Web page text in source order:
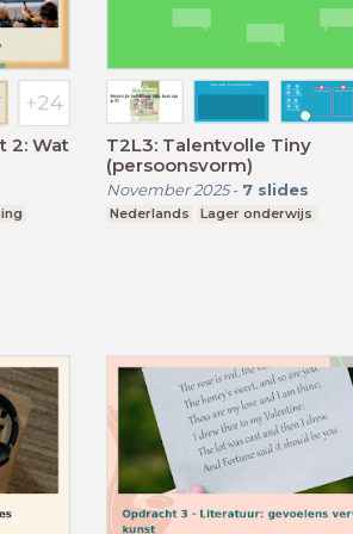
2: Wat
T2L3: Talentvolle Tiny
(persoonsvorm)
November 2025- 7 slides
Nederlands Lager onderwijs